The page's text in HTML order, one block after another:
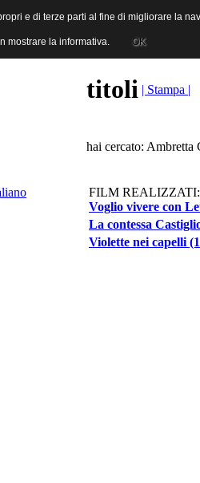
Industrie Cinematografiche
titoli | Stampa |
hai cercato: Ambretta
FILM REALIZZATI:
Voglio vivere con
La contessa
Violette nei capelli
e di terze parti al fine di migliorare la
mostrare la informativa. OK
e di terze parti al fine di migliorare la
mostrare la informativa. OK